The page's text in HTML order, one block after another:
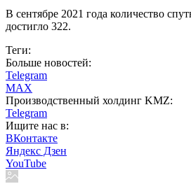
В сентябре 2021 года количество
достигло 322.
Теги:
Больше новостей:
Telegram
MAX
Производственный холдинг KMZ:
Telegram
Ищите нас в:
ВКонтакте
Яндекс Дзен
YouTube